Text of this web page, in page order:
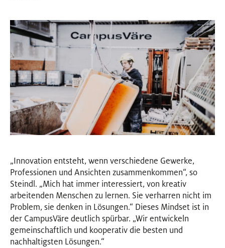
„Innovation entsteht, wenn verschiedene Gewerke,
Professionen und Ansichten zusammenkommen“, so
Steindl. „Mich hat immer interessiert, von kreativ
arbeitenden Menschen zu lernen. Sie verharren nicht im
Problem, sie denken in Lösungen.“ Dieses Mindset ist in
der CampusVäre deutlich spürbar. „Wir entwickeln
gemeinschaftlich und kooperativ die besten und
nachhaltigsten Lösungen.“